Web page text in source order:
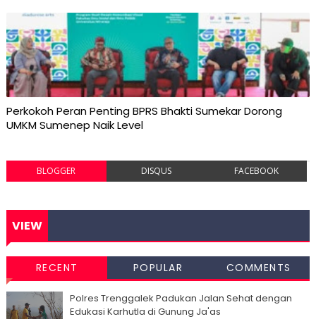
Perkokoh Peran Penting BPRS Bhakti Sumekar Dorong
UMKM Sumenep Naik Level
BLOGGER DISQUS FACEBOOK
VIEW
RECENT POPULAR COMMENTS
Polres Trenggalek Padukan Jalan Sehat dengan
Edukasi Karhutla di Gunung Ja'as